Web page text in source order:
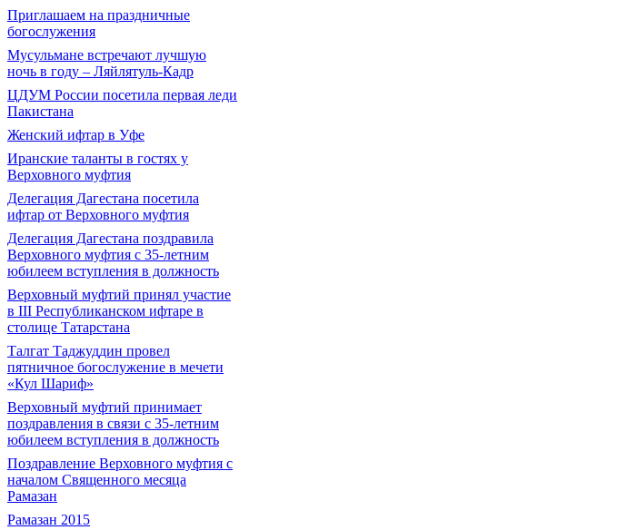
Приглашаем на праздничные
богослужения
Мусульмане встречают лучшую
ночь в году – Ляйлятуль-Кадр
ЦДУМ России посетила первая леди
Пакистана
Женский ифтар в Уфе
Иранские таланты в гостях у
Верховного муфтия
Делегация Дагестана посетила
ифтар от Верховного муфтия
Делегация Дагестана поздравила
Верховного муфтия с 35-летним
юбилеем вступления в должность
Верховный муфтий принял участие
в III Республиканском ифтаре в
столице Татарстана
Талгат Таджуддин провел
пятничное богослужение в мечети
«Кул Шариф»
Верховный муфтий принимает
поздравления в связи с 35-летним
юбилеем вступления в должность
Поздравление Верховного муфтия с
началом Священного месяца
Рамазан
Рамазан 2015